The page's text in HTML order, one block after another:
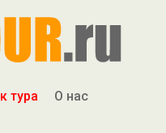
тура
О нас